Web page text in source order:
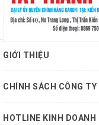
GIỚI THIỆU
CHÍNH SÁCH CÔNG TY
HOTLINE KINH DOANH